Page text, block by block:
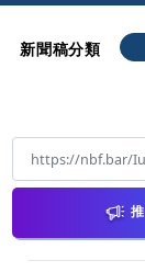
新聞稿分類